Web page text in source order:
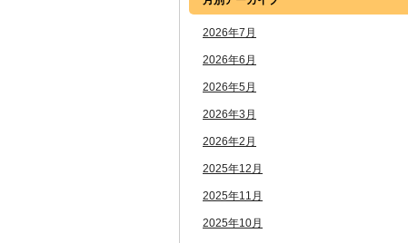
2026年7月
2026年6月
2026年5月
2026年3月
2026年2月
2025年12月
2025年11月
2025年10月